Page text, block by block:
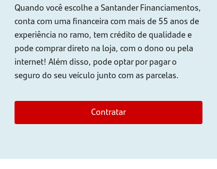
Quando você escolhe a Santander Financiamentos,
conta com uma financeira com mais de 55 anos de
experiência no ramo, tem crédito de qualidade e
pode comprar direto na loja, com o dono ou pela
internet! Além disso, pode optar por pagar o
seguro do seu veículo junto com as parcelas.
Contratar